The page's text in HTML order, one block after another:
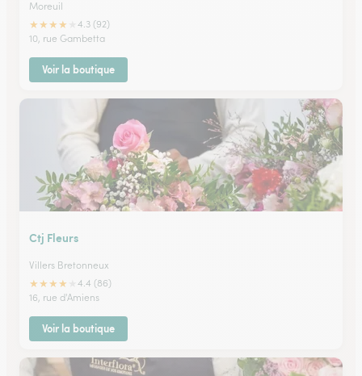
Moreuil
★★★★
4.3 (92)
10, rue Gambetta
Voir la boutique
Ctj Fleurs
Villers Bretonneux
★★★★
4.4 (86)
16, rue d'Amiens
Voir la boutique